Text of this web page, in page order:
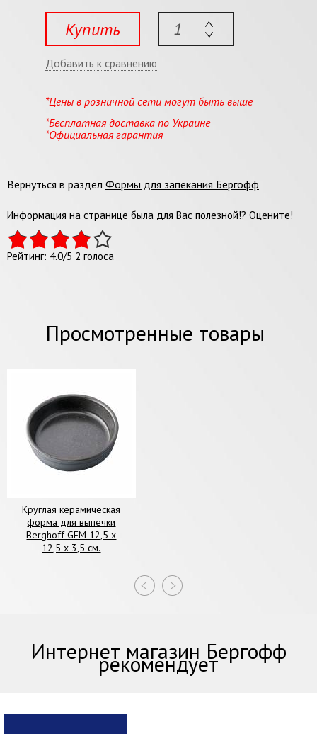
Купить
Добавить к сравнению
*Цены в розничной сети могут быть выше
*Бесплатная доставка по Украине
*Официальная гарантия
Вернуться в раздел Формы для запекания Бергофф
Информация на странице была для Вас полезной!? Оцените!
Рейтинг: 4.0/5 2 голоса
Просмотренные товары
Круглая керамическая
форма для выпечки
Berghoff GEM 12,5 х
12,5 х 3,5 см.
Интернет магазин Бергофф
рекомендует